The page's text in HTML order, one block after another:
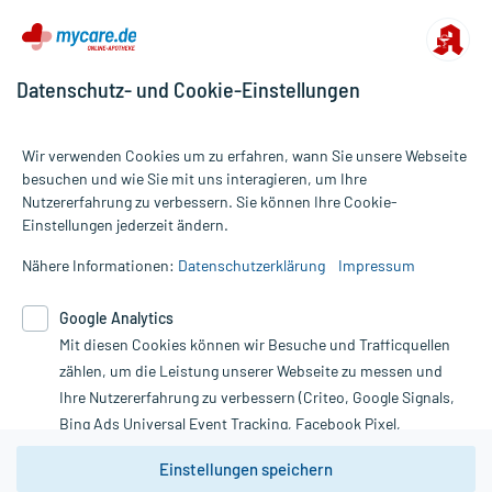
Alle Preise gelten inkl. MwSt., ggf. zzgl. Versandkosten
Informationen auf dieser Website werden ausschließlich für
die Untersuchung und Behandlung durch einen Arzt. Bitte
Therapien eingeleitet werden können. | Diese Webseite benutzt
Google Analytics. Lesen Sie bitte dazu die wichtigen Hinweise in
unserer Datenschutzerklärung. Für den Widerruf einer Bestellung
nutzen Sie das Formular:
Vertrag widerrufen
Datenschutz- und Cookie-Einstellungen
Wir verwenden Cookies um zu erfahren, wann Sie unsere Webseite
besuchen und wie Sie mit uns interagieren, um Ihre
Nutzererfahrung zu verbessern. Sie können Ihre Cookie-
Einstellungen jederzeit ändern.
Nähere Informationen: Datenschutzerklärung Impressum
Google Analytics
Mit diesen Cookies können wir Besuche und Trafficquellen
zählen, um die Leistung unserer Webseite zu messen und
Ihre Nutzererfahrung zu verbessern (Criteo, Google Signals,
Bing Ads Universal Event Tracking, Facebook Pixel,
Youtube-Social Plugin).
Einstellungen speichern